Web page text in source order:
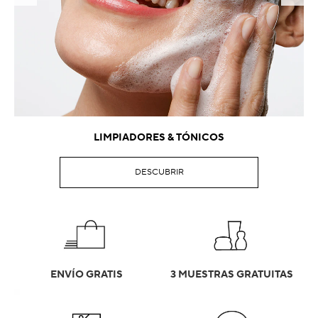
LIMPIADORES & TÓNICOS
DESCUBRIR
ENVÍO GRATIS 3 MUESTRAS GRATUITAS